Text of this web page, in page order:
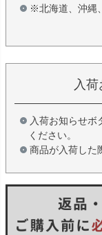
※北海道、沖縄
入
入荷お知らせボ
ください。
商品が入荷した